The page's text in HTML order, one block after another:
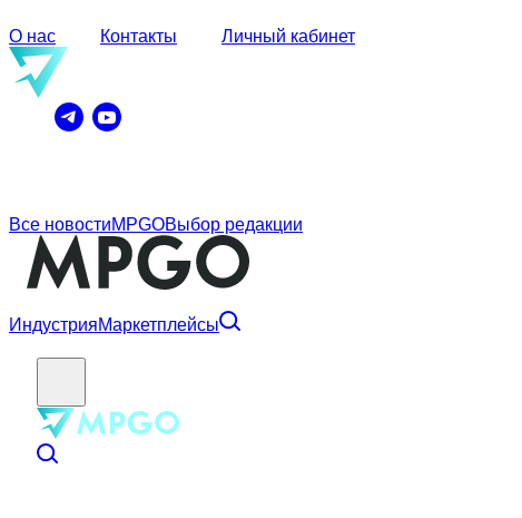
О нас Контакты Личный кабинет
Все новостиMPGOВыбор редакции
ИндустрияМаркетплейсы